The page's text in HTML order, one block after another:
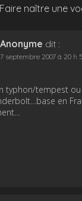
naître une
Anonyme dit :
7 septembre 2007 à 20 h
typhon/tempest ou
en